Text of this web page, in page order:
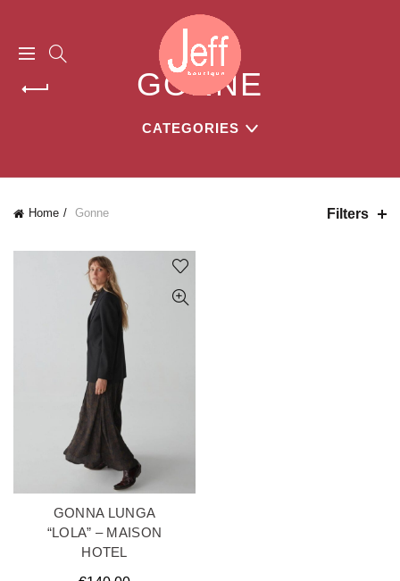
GONNE
CATEGORIES
Home Gonne Filters
GONNA LUNGA
“LOLA” – MAISON
HOTEL